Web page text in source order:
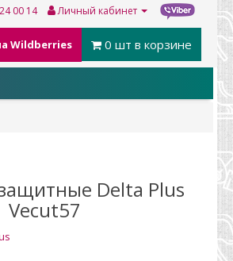
00 14 Личный кабинет
Wildberries 0 шт в корзине
Delta Plus
Vecut57